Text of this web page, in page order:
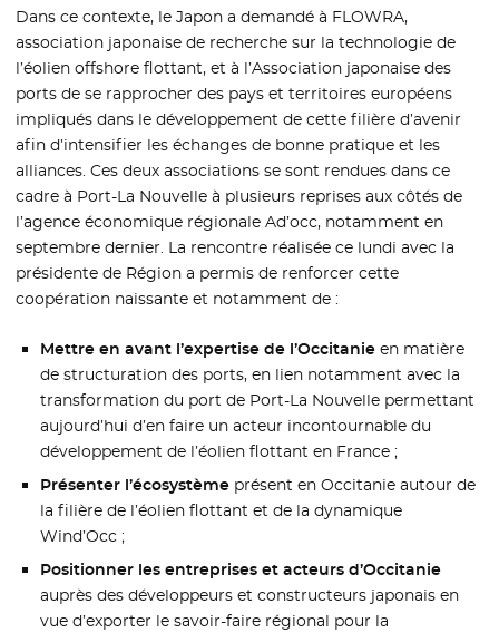
Dans ce contexte, le Japon a demandé à FLOWRA,
association japonaise de recherche sur la technologie de
l’éolien offshore flottant, et à l’Association japonaise des
ports de se rapprocher des pays et territoires européens
impliqués dans le développement de cette filière d’avenir
afin d’intensifier les échanges de bonne pratique et les
alliances. Ces deux associations se sont rendues dans ce
cadre à Port-La Nouvelle à plusieurs reprises aux côtés de
l’agence économique régionale Ad’occ, notamment en
septembre dernier. La rencontre réalisée ce lundi avec la
présidente de Région a permis de renforcer cette
coopération naissante et notamment de :
Mettre en avant l’expertise de l’Occitanieen matière
de structuration des ports, en lien notamment avec la
transformation du port de Port-La Nouvelle permettant
aujourd’hui d’en faire un acteur incontournable du
développement de l’éolien flottant en France ;
Présenter l’écosystèmeprésent en Occitanie autour de
la filière de l’éolien flottant et de la dynamique
Wind’Occ ;
Positionner les entreprises et acteurs d’Occitanie
auprès des développeurs et constructeurs japonais en
vue d’exporter le savoir-faire régional pour la